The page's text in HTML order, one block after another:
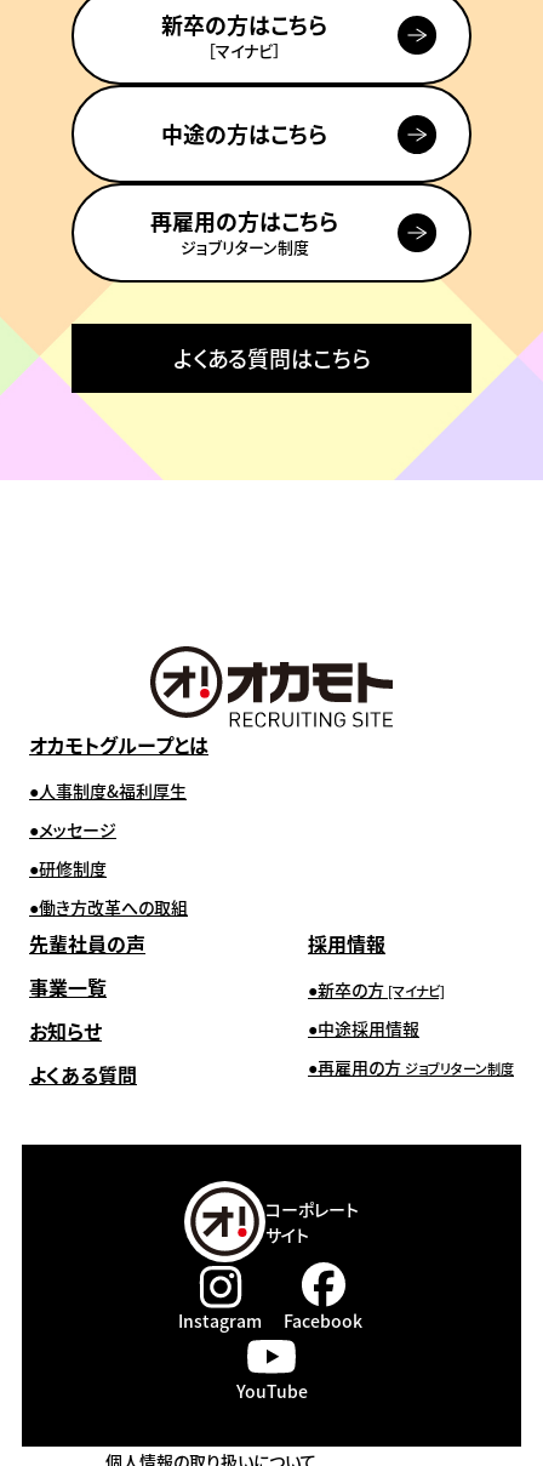
新卒の方はこちら
［マイナビ］
中途の方はこちら
再雇用の方はこちら
ジョブリターン制度
よくある質問はこちら
オカモトグループとは
人事制度&福利厚生
メッセージ
研修制度
働き方改革への取組
先輩社員の声
事業一覧
お知らせ
よくある質問
採用情報
新卒の方 [マイナビ]
中途採用情報
再雇用の方 ジョブリターン制度
コーポレート
サイト
Instagram Facebook
YouTube
個人情報の取り扱いについて